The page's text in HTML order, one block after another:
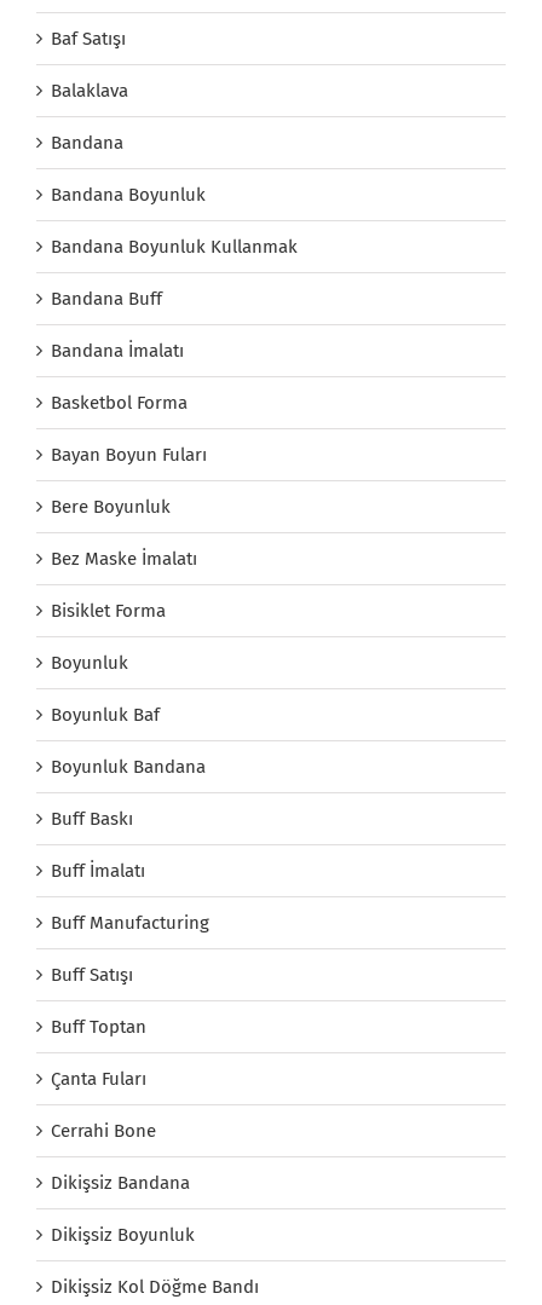
Baf Satışı
Balaklava
Bandana
Bandana Boyunluk
Bandana Boyunluk Kullanmak
Bandana Buff
Bandana İmalatı
Basketbol Forma
Bayan Boyun Fuları
Bere Boyunluk
Bez Maske İmalatı
Bisiklet Forma
Boyunluk
Boyunluk Baf
Boyunluk Bandana
Buff Baskı
Buff İmalatı
Buff Manufacturing
Buff Satışı
Buff Toptan
Çanta Fuları
Cerrahi Bone
Dikişsiz Bandana
Dikişsiz Boyunluk
Dikişsiz Kol Döğme Bandı